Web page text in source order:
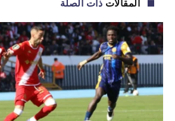
المقالات ذات الصلة